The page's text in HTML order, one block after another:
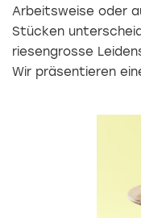
Arbeitsweise oder
Stücken
riesengrosse
Wir präsentieren